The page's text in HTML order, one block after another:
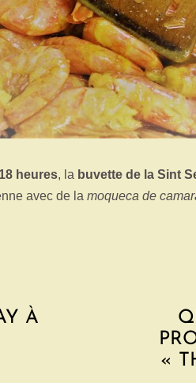
heures, la buvette de la Sint
avec de la moqueca de
À
«